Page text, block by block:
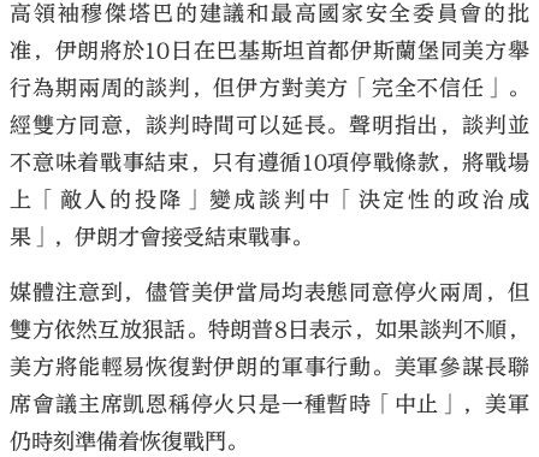
高領袖穆傑塔巴的建議和最高國家安全委員會的批
准，伊朗將於10日在巴基斯坦首都伊斯蘭堡同美方舉
行為期兩周的談判，但伊方對美方「完全不信任」。
經雙方同意，談判時間可以延長。聲明指出，談判並
不意味着戰事結束，只有遵循10項停戰條款，將戰場
上「敵人的投降」變成談判中「決定性的政治成
果」，伊朗才會接受結束戰事。
媒體注意到，儘管美伊當局均表態同意停火兩周，但
雙方依然互放狠話。特朗普8日表示，如果談判不順，
美方將能輕易恢復對伊朗的軍事行動。美軍參謀長聯
席會議主席凱恩稱停火只是一種暫時「中止」，美軍
仍時刻準備着恢復戰鬥。